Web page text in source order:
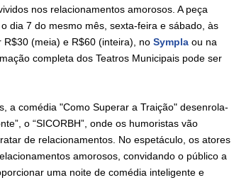
nos relacionamentos amorosos. A peça
dia 7 do mesmo mês, sexta-feira e sábado, às
(meia) e R$60 (inteira), no Sympla ou na
completa dos Teatros Municipais pode ser
a comédia "Como Superar a Traição" desenrola-
o “SICORBH”, onde os humoristas vão
de relacionamentos. No espetáculo, os atores
amorosos, convidando o público a
uma noite de comédia inteligente e